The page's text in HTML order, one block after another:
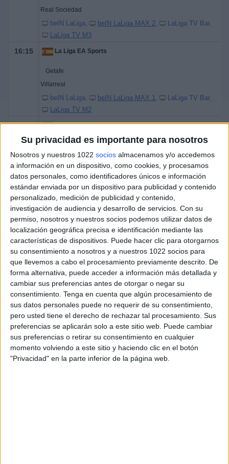
Su privacidad es importante para nosotros
Nosotros y nuestros 1022 socios almacenamos y/o accedemos
a información en un dispositivo, como cookies, y procesamos
datos personales, como identificadores únicos e información
estándar enviada por un dispositivo para publicidad y contenido
personalizado, medición de publicidad y contenido,
investigación de audiencia y desarrollo de servicios. Con su
permiso, nosotros y nuestros socios podemos utilizar datos de
localización geográfica precisa e identificación mediante las
características de dispositivos. Puede hacer clic para otorgarnos
su consentimiento a nosotros y a nuestros 1022 socios para
que llevemos a cabo el procesamiento previamente descrito. De
forma alternativa, puede acceder a información más detallada y
cambiar sus preferencias antes de otorgar o negar su
consentimiento. Tenga en cuenta que algún procesamiento de
sus datos personales puede no requerir de su consentimiento,
pero usted tiene el derecho de rechazar tal procesamiento. Sus
preferencias se aplicarán solo a este sitio web. Puede cambiar
sus preferencias o retirar su consentimiento en cualquier
momento volviendo a este sitio y haciendo clic en el botón
"Privacidad" en la parte inferior de la página web.
Real Sociedad
beIN LaLiga beIN LaLiga MAX 2
LaLiga TV Bar
LaLiga TV M3
16:15 La Liga EA Sports
Getafe
Villarreal
beIN LaLiga beIN LaLiga MAX 1
LaLiga TV Bar
LaLiga TV M2
20:45 La Liga EA Sports
Rayo Vallecano
beIN LaLiga LaLiga TV Bar